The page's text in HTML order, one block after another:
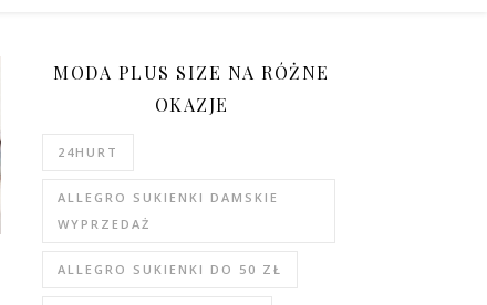
MODA PLUS SIZE NA RÓŻNE
OKAZJE
24HURT
ALLEGRO SUKIENKI DAMSKIE
WYPRZEDAŻ
ALLEGRO SUKIENKI DO 50 ZŁ